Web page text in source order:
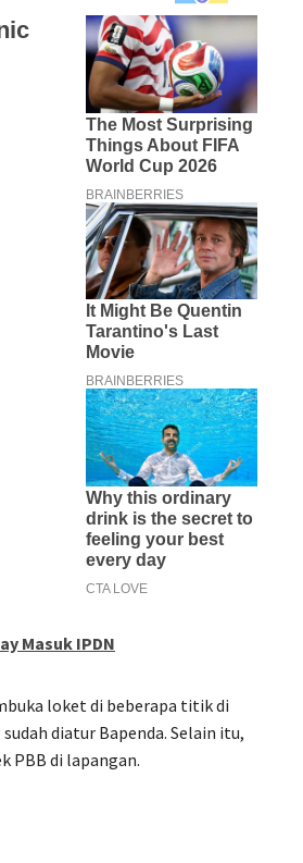
Masuk IPDN
loket di beberapa titik di
diatur Bapenda. Selain itu,
PBB di lapangan.